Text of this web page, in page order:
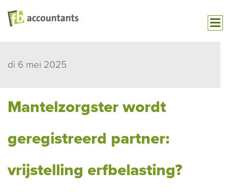
di 6 mei 2025
Mantelzorgster wordt
geregistreerd partner:
vrijstelling erfbelasting?